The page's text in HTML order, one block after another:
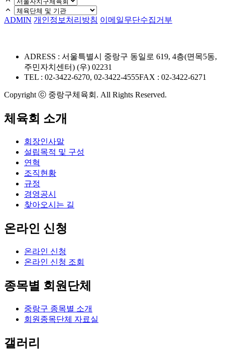
ADMIN 개인정보처리방침 이메일무단수집거부
ADRESS : 서울특별시 중랑구 동일로 619, 4층(면목5동,
주민자치센터) (우) 02231
TEL : 02-3422-6270, 02-3422-4555FAX : 02-3422-6271
Copyright ⓒ 중랑구체육회. All Rights Reserved.
체육회 소개
회장인사말
설립목적 및 구성
연혁
조직현황
규정
경영공시
찾아오시는 길
온라인 신청
온라인 신청
온라인 신청 조회
종목별 회원단체
중랑구 종목별 소개
회원종목단체 자료실
갤러리